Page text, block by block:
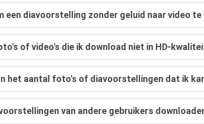
een ​​diavoorstelling zonder geluid naar video
of video's die ik download niet in HD-
het aantal foto's of diavoorstellingen dat ik
van andere gebruikers